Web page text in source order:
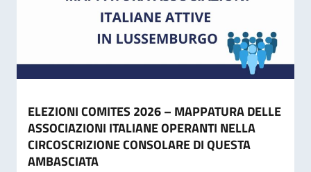
ELEZIONI COMITES 2026 – MAPPATURA DELLE
ASSOCIAZIONI ITALIANE OPERANTI NELLA
CIRCOSCRIZIONE CONSOLARE DI QUESTA
AMBASCIATA